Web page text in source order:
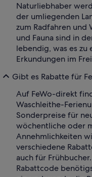
Naturliebhaber
der umliegenden
zum Radfahren und
und Fauna sind in
lebendig, was es zu
Erkundungen im
Gibt es Rabatte für
Auf FeWo-direkt
Waschleithe-
Sonderpreise für
wöchentliche oder
Annehmlichkeiten
verschiedene
auch für
Rabattcode